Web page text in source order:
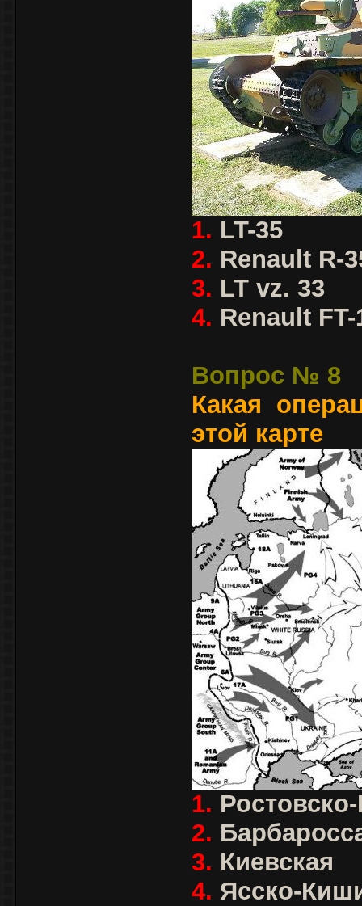
1. LT-35
2. Renault R-
3. LT vz. 33
4. Renault FT-
Вопрос № 8
Какая
этой карте
1.
2.
3. Киевская
4. Ясско-